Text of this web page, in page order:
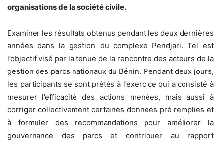
organisations de la société civile.
Examiner les résultats obtenus pendant les deux dernières
années dans la gestion du complexe Pendjari. Tel est
l’objectif visé par la tenue de la rencontre des acteurs de la
gestion des parcs nationaux du Bénin. Pendant deux jours,
les participants se sont prêtés à l’exercice qui a consisté à
mesurer l’efficacité des actions menées, mais aussi à
corriger collectivement certaines données pré remplies et
à formuler des recommandations pour améliorer la
gouvernance des parcs et contribuer au rapport